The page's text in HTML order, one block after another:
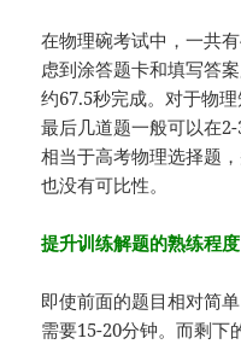
在物理碗考试中，一共
虑到涂答题卡和填写答
约67.5秒完成。对于物
最后几道题一般可以在
相当于高考物理选择题
也没有可比性。
提升训练解题的熟练程度
即使前面的题目相对简
需要15-20分钟。而剩下